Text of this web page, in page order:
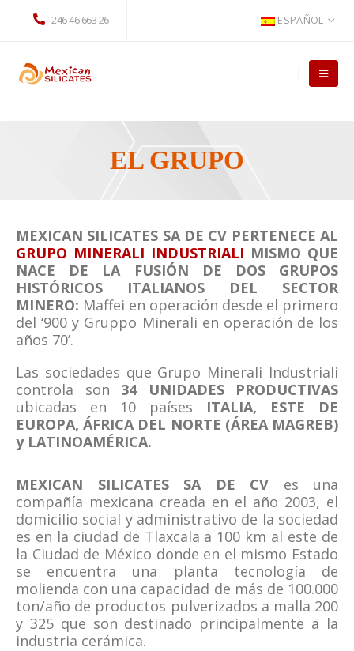
246 46 663 26 ESPAÑOL
EL GRUPO
MEXICAN SILICATES SA DE CV PERTENECE AL
GRUPO MINERALI INDUSTRIALI MISMO QUE
NACE DE LA FUSIÓN DE DOS GRUPOS
HISTÓRICOS ITALIANOS DEL SECTOR
MINERO: Maffei en operación desde el primero
del ‘900 y Gruppo Minerali en operación de los
años 70’.
Las sociedades que Grupo Minerali Industriali
controla son 34 UNIDADES PRODUCTIVAS
ubicadas en 10 países ITALIA, ESTE DE
EUROPA, ÁFRICA DEL NORTE (ÁREA MAGREB)
y LATINOAMÉRICA.
MEXICAN SILICATES SA DE CV es una
compañía mexicana creada en el año 2003, el
domicilio social y administrativo de la sociedad
es en la ciudad de Tlaxcala a 100 km al este de
la Ciudad de México donde en el mismo Estado
se encuentra una planta tecnología de
molienda con una capacidad de más de 100.000
ton/año de productos pulverizados a malla 200
y 325 que son destinado principalmente a la
industria cerámica.